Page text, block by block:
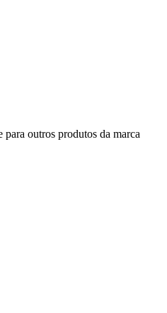
outros produtos da marca